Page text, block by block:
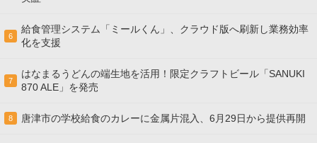
6
給食管理システム「ミールくん」、クラウド版へ刷新し業務効率
化を支援
7
はなまるうどんの端生地を活用！限定クラフトビール「SANUKI
870 ALE」を発売
8 唐津市の学校給食のカレーに金属片混入、6月29日から提供再開